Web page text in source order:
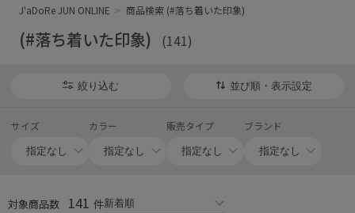
ン オンライン）
J'aDoRe JUN ONLINE 商品検索 (#落ち着いた印象)
(#落ち着いた印象) (141)
絞り込む 並び順・表示設定
サイズ カラー 販売タイプ ブランド
対象商品数 141 件